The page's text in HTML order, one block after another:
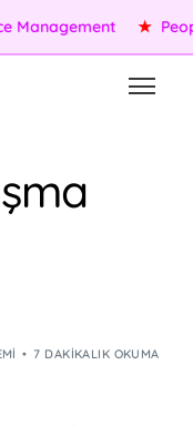
★ People
7 DAKIKALIK OKUMA